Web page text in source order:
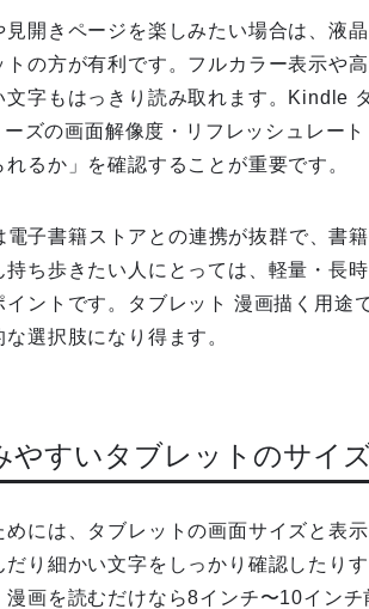
見開きページを楽しみたい場合は、液
トの方が有利です。フルカラー表示や
文字もはっきり読み取れます。Kindle
ズの画面解像度・リフレッシュレー
るか」を確認することが重要です。
子書籍ストアとの連携が抜群で、書
持ち歩きたい人にとっては、軽量・長
イントです。タブレット 漫画描く用途
選択肢になり得ます。
やすいタブレットのサイ
には、タブレットの画面サイズと表
り細かい文字をしっかり確認したり
画を読むだけなら8インチ〜10イン